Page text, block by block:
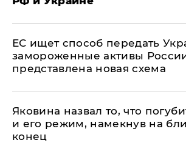
ЕС ищет способ передать
замороженные активы
представлена новая схема
Яковина назвал то, что
и его режим, намекнув на
конец